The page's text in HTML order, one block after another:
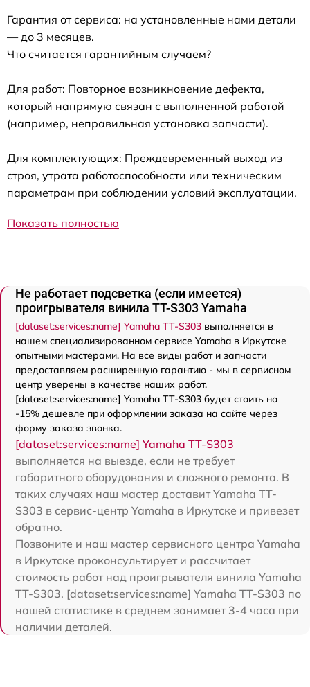
Гарантия от сервиса: на установленные нами детали
— до 3 месяцев.
Что считается гарантийным случаем?
Для работ: Повторное возникновение дефекта,
который напрямую связан с выполненной работой
(например, неправильная установка запчасти).
Для комплектующих: Преждевременный выход из
строя, утрата работоспособности или техническим
параметрам при соблюдении условий эксплуатации.
Показать полностью
Не работает подсветка (если имеется)
проигрывателя винила TT-S303 Yamaha
[dataset:services:name] Yamaha TT-S303 выполняется в
нашем специализированном сервисе Yamaha в Иркутске
опытными мастерами. На все виды работ и запчасти
предоставляем расширенную гарантию - мы в сервисном
центр уверены в качестве наших работ.
[dataset:services:name] Yamaha TT-S303 будет стоить на
-15% дешевле при оформлении заказа на сайте через
форму заказа звонка.
[dataset:services:name] Yamaha TT-S303
выполняется на выезде, если не требует
габаритного оборудования и сложного ремонта. В
таких случаях наш мастер доставит Yamaha TT-
S303 в сервис-центр Yamaha в Иркутске и привезет
обратно.
Позвоните и наш мастер сервисного центра Yamaha
в Иркутске проконсультирует и рассчитает
стоимость работ над проигрывателя винила Yamaha
TT-S303. [dataset:services:name] Yamaha TT-S303 по
нашей статистике в среднем занимает 3-4 часа при
наличии деталей.